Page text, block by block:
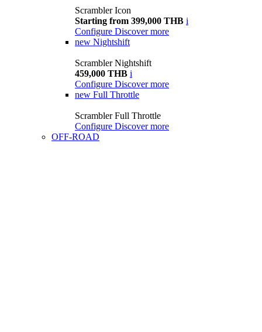
Scrambler Icon
Starting from 399,000 THB i
Configure Discover more
new Nightshift
Scrambler Nightshift
459,000 THB i
Configure Discover more
new Full Throttle
Scrambler Full Throttle
Configure Discover more
OFF-ROAD